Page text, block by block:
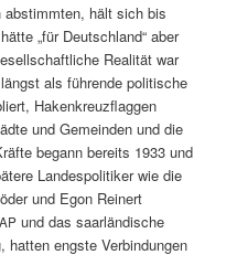
hält sich bis
„für Deutsch­land“ aber
Real­ität war
als führende poli­tis­che
Hak­enkreuzflaggen
und Gemein­den und die
begann bere­its 1933 und
Lan­despoli­tik­er wie die
und Egon Rein­ert
und das saar­ländis­che
hat­ten eng­ste Verbindun­gen